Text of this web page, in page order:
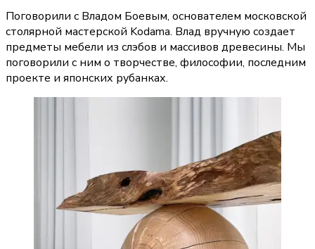
Поговорили с Владом Боевым, основателем московской
столярной мастерской Kodama. Влад вручную создает
предметы мебели из слэбов и массивов древесины. Мы
поговорили с ним о творчестве, философии, последним
проекте и японских рубанках.